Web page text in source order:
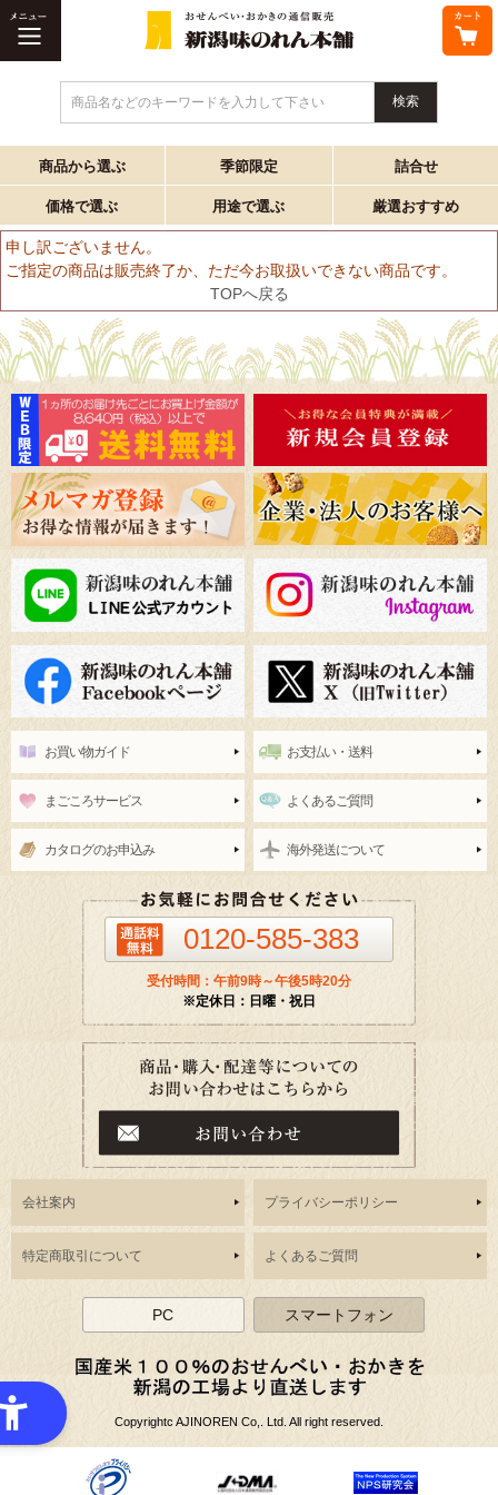
商品名などのキーワードを入力して下さい
商品から選ぶ 季節限定 詰合せ
価格で選ぶ 用途で選ぶ 厳選おすすめ
申し訳ございません。
ご指定の商品は販売終了か、ただ今お取扱いできない商品です。
TOPへ戻る
お買い物ガイド お支払い・送料
まごころサービス よくあるご質問
カタログのお申込み 海外発送について
0120-585-383
受付時間：午前9時～午後5時20分
※定休日：日曜・祝日
会社案内 プライバシーポリシー
特定商取引について よくあるご質問
PC スマートフォン
Copyrightc AJINOREN Co,. Ltd. All right reserved.